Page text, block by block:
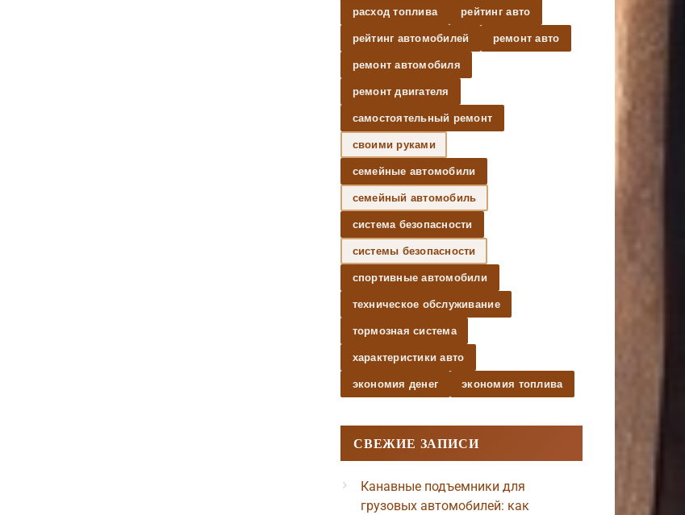
расход топлива рейтинг авто
рейтинг автомобилей ремонт авто
ремонт автомобиля
ремонт двигателя
самостоятельный ремонт
своими руками
семейные автомобили
семейный автомобиль
система безопасности
системы безопасности
спортивные автомобили
техническое обслуживание
тормозная система
характеристики авто
экономия денег экономия топлива
СВЕЖИЕ ЗАПИСИ
Канавные подъемники для
грузовых автомобилей: как